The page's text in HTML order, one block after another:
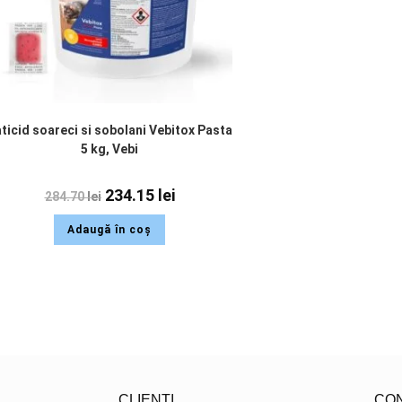
soareci si sobolani Vebitox Pasta
5 kg, Vebi
284.70lei 234.15 lei
Adaugă în coș